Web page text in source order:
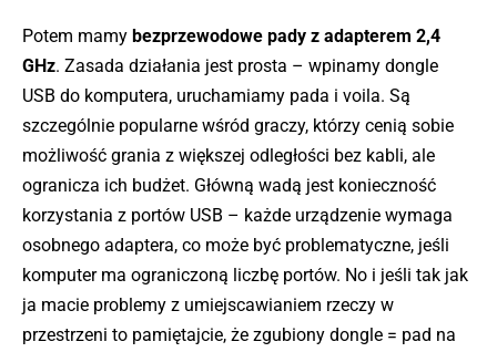
Potem mamy bezprzewodowe pady z adapterem 2,4
GHz. Zasada działania jest prosta – wpinamy dongle
USB do komputera, uruchamiamy pada i voila. Są
szczególnie popularne wśród graczy, którzy cenią sobie
możliwość grania z większej odległości bez kabli, ale
ogranicza ich budżet. Główną wadą jest konieczność
korzystania z portów USB – każde urządzenie wymaga
osobnego adaptera, co może być problematyczne, jeśli
komputer ma ograniczoną liczbę portów. No i jeśli tak jak
ja macie problemy z umiejscawianiem rzeczy w
przestrzeni to pamiętajcie, że zgubiony dongle = pad na